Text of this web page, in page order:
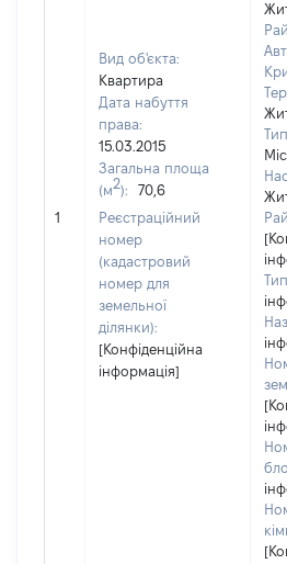
1
Вид об'єкта:
Квартира
Дата набуття
права:
15.03.2015
Загальна площа
(м2):
70,6
Реєстраційний
номер
(кадастровий
номер для
земельної
ділянки):
[Конфіденційна
інформація]